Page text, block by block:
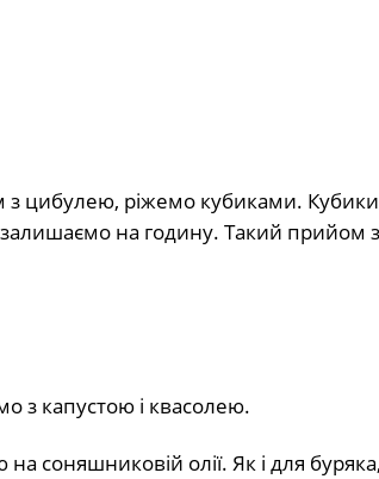
з цибулею, ріжемо кубиками.
на годину. Такий прийом
з капустою і квасолею.
соняшниковій олії. Як і для буряка,